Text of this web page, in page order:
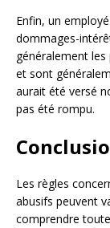
Enfin, un
dommages-
généralement
et sont
aurait été versé
pas été rompu.
Les règles
abusifs peuvent
comprendre